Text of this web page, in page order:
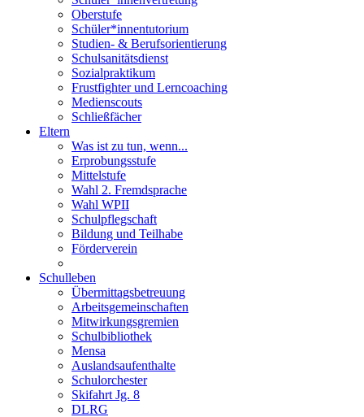
Oberstufe
Schüler*innentutorium
Studien- & Berufsorientierung
Schulsanitätsdienst
Sozialpraktikum
Frustfighter und Lerncoaching
Medienscouts
Schließfächer
Eltern
Was ist zu tun, wenn...
Erprobungsstufe
Mittelstufe
Wahl 2. Fremdsprache
Wahl WPII
Schulpflegschaft
Bildung und Teilhabe
Förderverein
Schulleben
Übermittagsbetreuung
Arbeitsgemeinschaften
Mitwirkungsgremien
Schulbibliothek
Mensa
Auslandsaufenthalte
Schulorchester
Skifahrt Jg. 8
DLRG